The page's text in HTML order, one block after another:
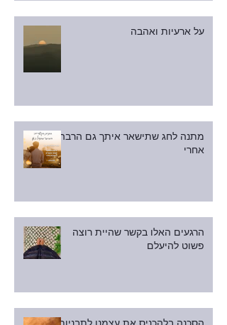
על ארעיות ואהבה
מתנה לחג שתישאר איתך גם הרבה
אחרי
הרגעים האלו בקשר שהיית רוצה
פשוט להיעלם